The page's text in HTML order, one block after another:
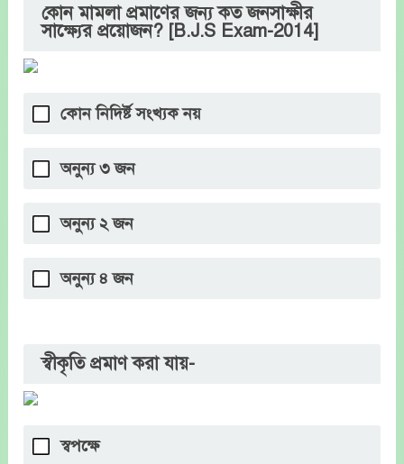
কোন মামলা প্রমাণের জন্য কত জনসাক্ষীর
সাক্ষ্যের প্রয়োজন? [B.J.S Exam-2014]
কোন নিদির্ষ্ট সংখ্যক নয়
অনুন্য ৩ জন
অনুন্য ২ জন
অনুন্য ৪ জন
স্বীকৃতি প্রমাণ করা যায়-
স্বপক্ষে